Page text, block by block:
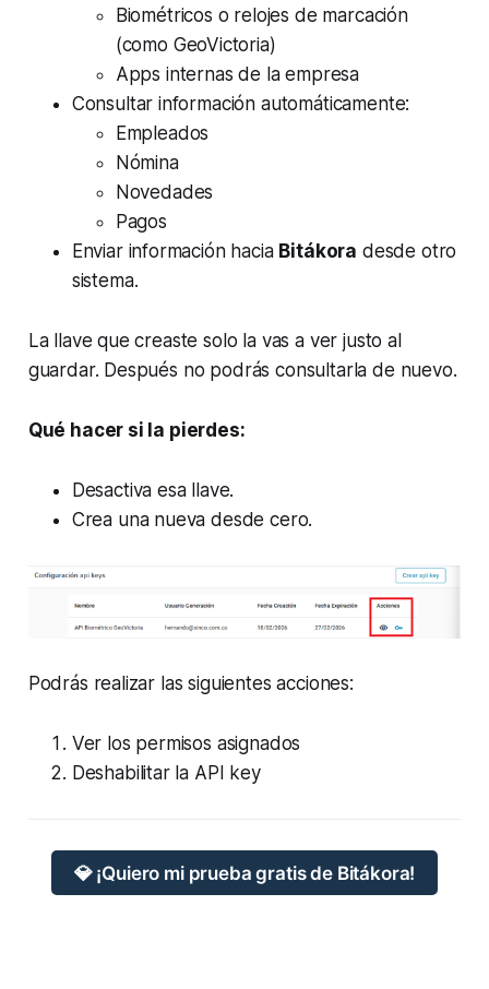
Biométricos o relojes de marcación
(como GeoVictoria)
Apps internas de la empresa
Consultar información automáticamente:
Empleados
Nómina
Novedades
Pagos
Enviar información hacia Bitákora desde otro
sistema.
La llave que creaste solo la vas a ver justo al
guardar. Después no podrás consultarla de nuevo.
Qué hacer si la pierdes:
Desactiva esa llave.
Crea una nueva desde cero.
Podrás realizar las siguientes acciones:
Ver los permisos asignados
Deshabilitar la API key
💎 ¡Quiero mi prueba gratis de Bitákora!